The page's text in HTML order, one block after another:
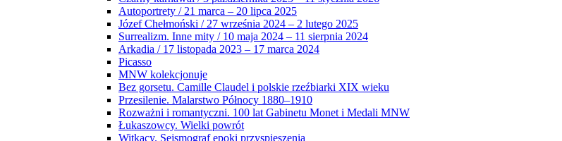
Autoportrety / 21 marca – 20 lipca 2025
Józef Chełmoński / 27 września 2024 – 2 lutego 2025
Surrealizm. Inne mity / 10 maja 2024 – 11 sierpnia 2024
Arkadia / 17 listopada 2023 – 17 marca 2024
Picasso
MNW kolekcjonuje
Bez gorsetu. Camille Claudel i polskie rzeźbiarki XIX wieku
Przesilenie. Malarstwo Północy 1880–1910
Rozważni i romantyczni. 100 lat Gabinetu Monet i Medali MNW
Łukaszowcy. Wielki powrót
Witkacy. Sejsmograf epoki przyspieszenia